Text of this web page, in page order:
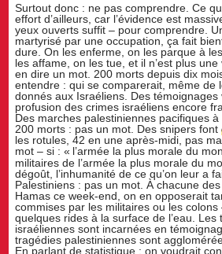
Surtout donc : ne pas comprendre. Ce
effort d’ailleurs, car l’évidence est
yeux ouverts suffit – pour comprendre.
martyrisé par une occupation, ça fait
dure. On les enferme, on les parque à
les affame, on les tue, et il n’est plus
en dire un mot. 200 morts depuis dix
entendre : qui se comparerait, même de
donnés aux Israéliens. Des témoignages
profusion des crimes israéliens encore
Des marches palestiniennes pacifiques à
200 morts : pas un mot. Des snipers font
les rotules, 42 en une après-midi, pas
mot – si : « l’armée la plus morale du
militaires de l’armée la plus morale du
dégoût, l’inhumanité de ce qu’on leur a
Palestiniens : pas un mot. À chacune
Hamas ce week-end, on en opposerait
commises par les militaires ou les colons
quelques rides à la surface de l’eau. Les
israéliennes sont incarnées en
tragédies palestiniennes sont
En parlant de statistique : on voudrait